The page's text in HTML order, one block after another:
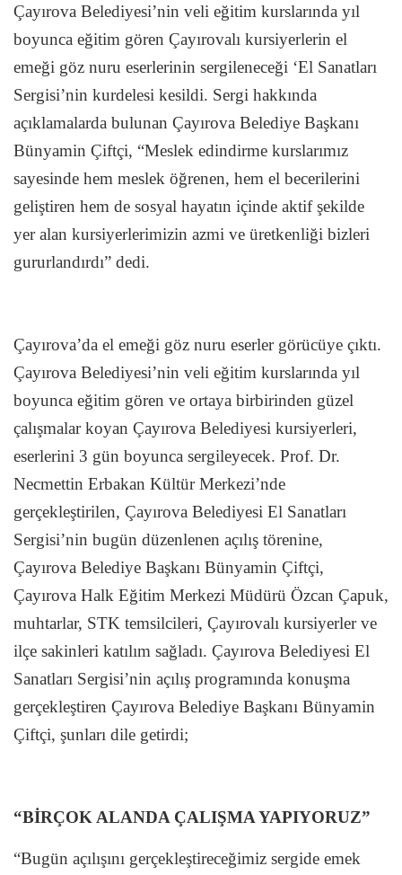
Çayırova Belediyesi’nin veli eğitim kurslarında yıl
boyunca eğitim gören Çayırovalı kursiyerlerin el
emeği göz nuru eserlerinin sergileneceği ‘El Sanatları
Sergisi’nin kurdelesi kesildi. Sergi hakkında
açıklamalarda bulunan Çayırova Belediye Başkanı
Bünyamin Çiftçi, “Meslek edindirme kurslarımız
sayesinde hem meslek öğrenen, hem el becerilerini
geliştiren hem de sosyal hayatın içinde aktif şekilde
yer alan kursiyerlerimizin azmi ve üretkenliği bizleri
gururlandırdı” dedi.
Çayırova’da el emeği göz nuru eserler görücüye çıktı.
Çayırova Belediyesi’nin veli eğitim kurslarında yıl
boyunca eğitim gören ve ortaya birbirinden güzel
çalışmalar koyan Çayırova Belediyesi kursiyerleri,
eserlerini 3 gün boyunca sergileyecek. Prof. Dr.
Necmettin Erbakan Kültür Merkezi’nde
gerçekleştirilen, Çayırova Belediyesi El Sanatları
Sergisi’nin bugün düzenlenen açılış törenine,
Çayırova Belediye Başkanı Bünyamin Çiftçi,
Çayırova Halk Eğitim Merkezi Müdürü Özcan Çapuk,
muhtarlar, STK temsilcileri, Çayırovalı kursiyerler ve
ilçe sakinleri katılım sağladı. Çayırova Belediyesi El
Sanatları Sergisi’nin açılış programında konuşma
gerçekleştiren Çayırova Belediye Başkanı Bünyamin
Çiftçi, şunları dile getirdi;
“BİRÇOK ALANDA ÇALIŞMA YAPIYORUZ”
“Bugün açılışını gerçekleştireceğimiz sergide emek